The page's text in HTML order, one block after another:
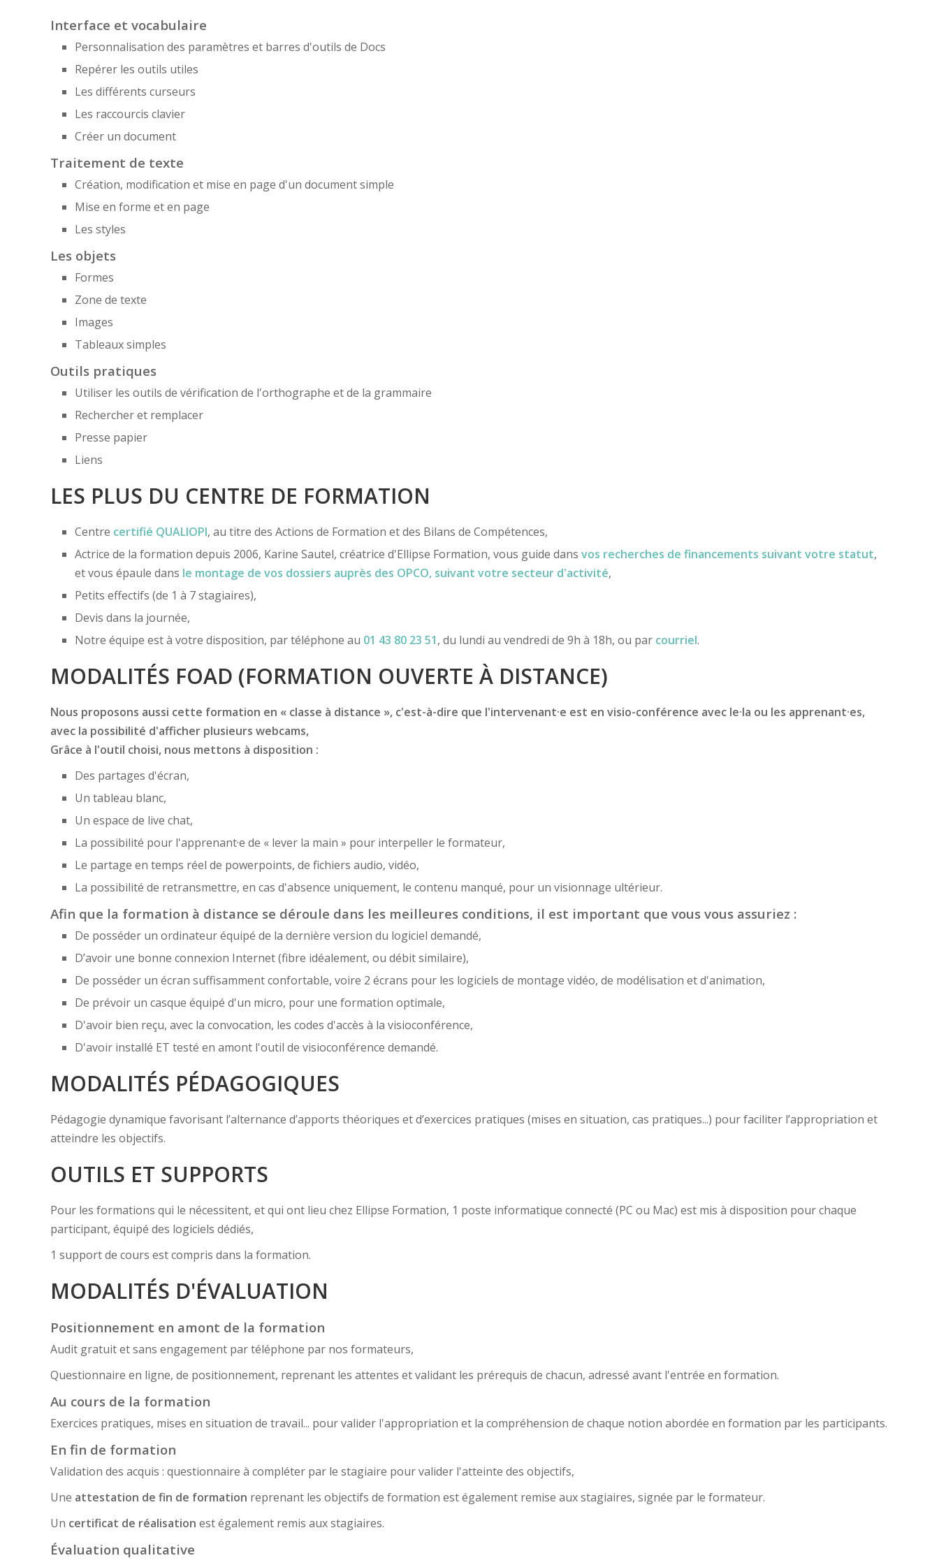
Interface et vocabulaire
Personnalisation des paramètres et barres d'outils de Docs
Repérer les outils utiles
Les différents curseurs
Les raccourcis clavier
Créer un document
Traitement de texte
Création, modification et mise en page d'un document simple
Mise en forme et en page
Les styles
Les objets
Formes
Zone de texte
Images
Tableaux simples
Outils pratiques
Utiliser les outils de vérification de l'orthographe et de la grammaire
Rechercher et remplacer
Presse papier
Liens
LES PLUS DU CENTRE DE FORMATION
Centre certifié QUALIOPI, au titre des Actions de Formation et des Bilans de Compétences,
Actrice de la formation depuis 2006, Karine Sautel, créatrice d'Ellipse Formation, vous guide dans vos recherches de financements suivant votre statut,
et vous épaule dans le montage de vos dossiers auprès des OPCO, suivant votre secteur d'activité,
Petits effectifs (de 1 à 7 stagiaires),
Devis dans la journée,
Notre équipe est à votre disposition, par téléphone au 01 43 80 23 51, du lundi au vendredi de 9h à 18h, ou par courriel.
MODALITÉS FOAD (FORMATION OUVERTE À DISTANCE)
Nous proposons aussi cette formation en « classe à distance », c'est-à-dire que l'intervenant·e est en visio-conférence avec le·la ou les apprenant·es,
avec la possibilité d'afficher plusieurs webcams,
Grâce à l'outil choisi, nous mettons à disposition :
Des partages d'écran,
Un tableau blanc,
Un espace de live chat,
La possibilité pour l'apprenant·e de « lever la main » pour interpeller le formateur,
Le partage en temps réel de powerpoints, de fichiers audio, vidéo,
La possibilité de retransmettre, en cas d'absence uniquement, le contenu manqué, pour un visionnage ultérieur.
Afin que la formation à distance se déroule dans les meilleures conditions, il est important que vous vous assuriez :
De posséder un ordinateur équipé de la dernière version du logiciel demandé,
D’avoir une bonne connexion Internet (fibre idéalement, ou débit similaire),
De posséder un écran suffisamment confortable, voire 2 écrans pour les logiciels de montage vidéo, de modélisation et d'animation,
De prévoir un casque équipé d'un micro, pour une formation optimale,
D'avoir bien reçu, avec la convocation, les codes d'accès à la visioconférence,
D'avoir installé ET testé en amont l'outil de visioconférence demandé.
MODALITÉS PÉDAGOGIQUES
Pédagogie dynamique favorisant l’alternance d’apports théoriques et d’exercices pratiques (mises en situation, cas pratiques...) pour faciliter l’appropriation et
atteindre les objectifs.
OUTILS ET SUPPORTS
Pour les formations qui le nécessitent, et qui ont lieu chez Ellipse Formation, 1 poste informatique connecté (PC ou Mac) est mis à disposition pour chaque
participant, équipé des logiciels dédiés,
1 support de cours est compris dans la formation.
MODALITÉS D'ÉVALUATION
Positionnement en amont de la formation
Audit gratuit et sans engagement par téléphone par nos formateurs,
Questionnaire en ligne, de positionnement, reprenant les attentes et validant les prérequis de chacun, adressé avant l'entrée en formation.
Au cours de la formation
Exercices pratiques, mises en situation de travail... pour valider l'appropriation et la compréhension de chaque notion abordée en formation par les participants.
En fin de formation
Validation des acquis : questionnaire à compléter par le stagiaire pour valider l'atteinte des objectifs,
Une attestation de fin de formation reprenant les objectifs de formation est également remise aux stagiaires, signée par le formateur.
Un certificat de réalisation est également remis aux stagiaires.
Évaluation qualitative